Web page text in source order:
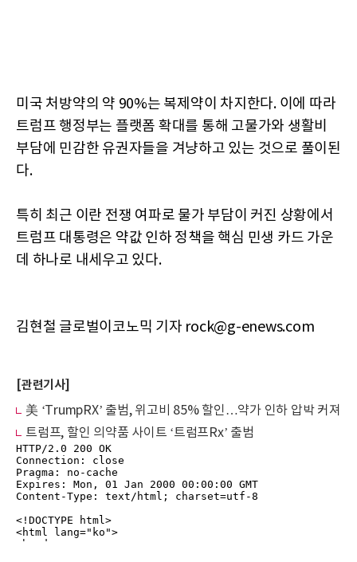
미국 처방약의 약 90%는 복제약이 차지한다. 이에 따라
트럼프 행정부는 플랫폼 확대를 통해 고물가와 생활비
부담에 민감한 유권자들을 겨냥하고 있는 것으로 풀이된
다.
특히 최근 이란 전쟁 여파로 물가 부담이 커진 상황에서
트럼프 대통령은 약값 인하 정책을 핵심 민생 카드 가운
데 하나로 내세우고 있다.
김현철 글로벌이코노믹 기자 rock@g-enews.com
[관련기사]
美 ‘TrumpRX’ 출범, 위고비 85% 할인…약가 인하 압박 커져
트럼프, 할인 의약품 사이트 ‘트럼프Rx’ 출범